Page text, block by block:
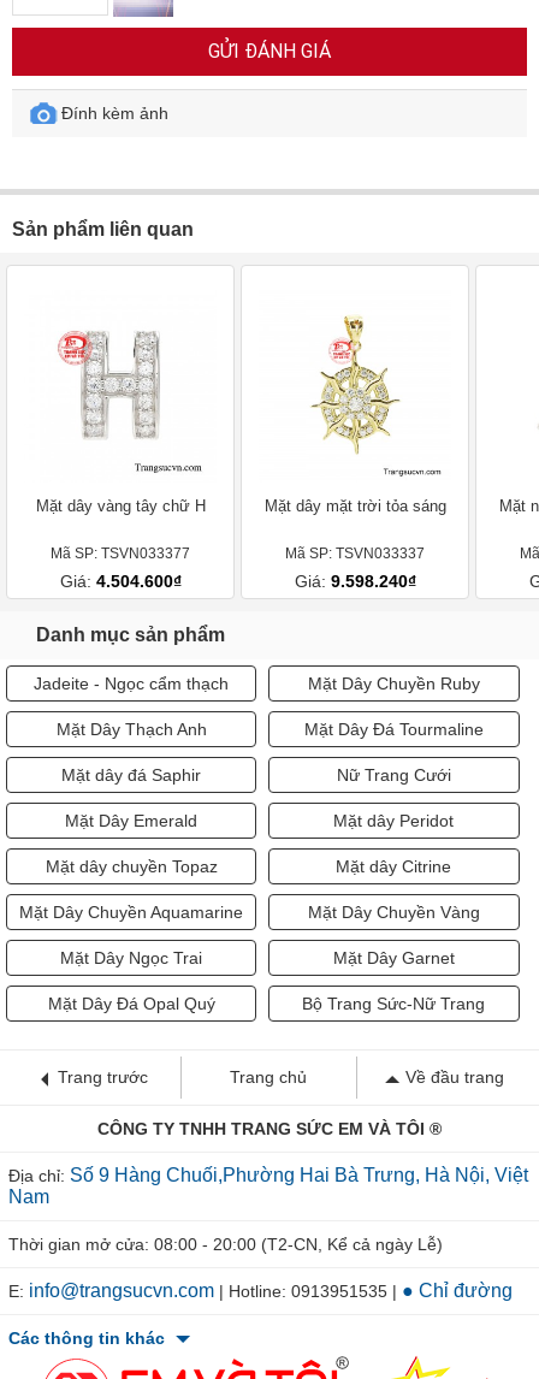
GỬI ĐÁNH GIÁ
Đính kèm ảnh
Sản phẩm liên quan
Mặt dây vàng tây chữ H
Mã SP: TSVN033377
Giá: 4.504.600₫
Mặt dây mặt trời tỏa sáng
Mã SP: TSVN033337
Giá: 9.598.240₫
Mặt
Danh mục sản phẩm
Jadeite - Ngọc cẩm thạch Mặt Dây Chuyền Ruby
Mặt Dây Thạch Anh Mặt Dây Đá Tourmaline
Mặt dây đá Saphir Nữ Trang Cưới
Mặt Dây Emerald Mặt dây Peridot
Mặt dây chuyền Topaz Mặt dây Citrine
Mặt Dây Chuyền Aquamarine Mặt Dây Chuyền Vàng
Mặt Dây Ngọc Trai Mặt Dây Garnet
Mặt Dây Đá Opal Quý Bộ Trang Sức-Nữ Trang
Trang trước Trang chủ Về đầu trang
CÔNG TY TNHH TRANG SỨC EM VÀ TÔI ®
Địa chỉ: Số 9 Hàng Chuối,Phường Hai Bà Trưng, Hà Nội, Việt
Nam
Thời gian mở cửa: 08:00 - 20:00 (T2-CN, Kể cả ngày Lễ)
E: info@trangsucvn.com | Hotline: 0913951535 | ● Chỉ đường
Các thông tin khác